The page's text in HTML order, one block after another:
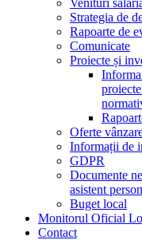
Venituri
Strategia de
Rapoarte de
Comunicate
Proiecte și
Oferte
Informații de
GDPR
Documente
asistent
Buget local
Monitorul Oficial
Contact